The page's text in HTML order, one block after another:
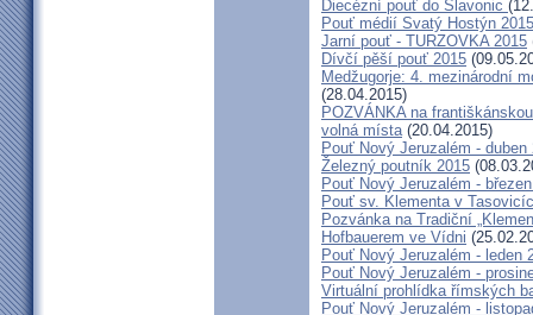
Diecézní pouť do Slavonic
Pouť médií Svatý Hostýn 2015
Jarní pouť - TURZOVKA 2015
Dívčí pěší pouť 2015
Medžugorje: 4. mezinárodní
(28.04.2015)
POZVÁNKA na
volná místa(20.04.2015)
Pouť Nový Jeruzalém - duben
Železný poutník 2015
Pouť Nový Jeruzalém -
Pouť sv. Klementa v
Pozvánka na Tradiční
Hofbauerem ve Vídni
Pouť Nový Jeruzalém - leden
Pouť Nový Jeruzalém -
Virtuální prohlídka římských
Pouť Nový Jeruzalém -